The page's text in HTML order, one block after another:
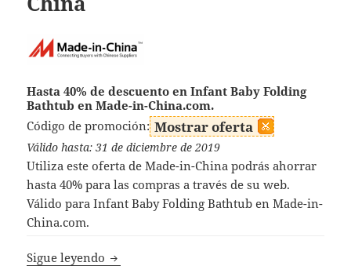
Hasta 40% de descuento en Infant Baby Folding
Bathtub en Made-in-China.com.
Código de promoción: Mostrar oferta
Válido hasta: 31 de diciembre de 2019
Utiliza este oferta de Made-in-China podrás ahorrar
hasta 40% para las compras a través de su web.
Válido para Infant Baby Folding Bathtub en Made-in-
China.com.
Sigue leyendo Códigos Descuento Made-in-China